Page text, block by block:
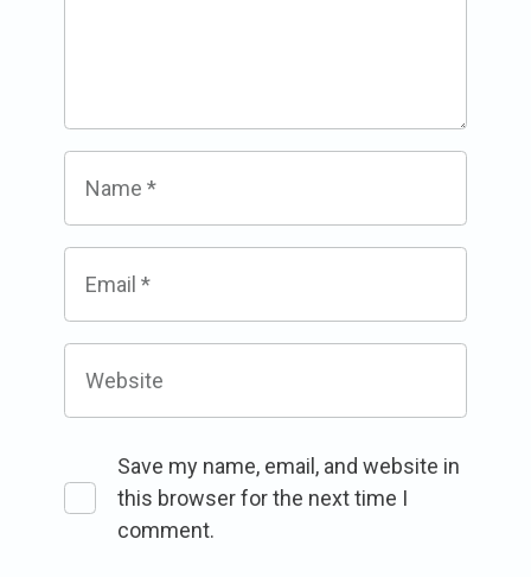
Name *
Email *
Website
Save my name, email, and website in
this browser for the next time I
comment.